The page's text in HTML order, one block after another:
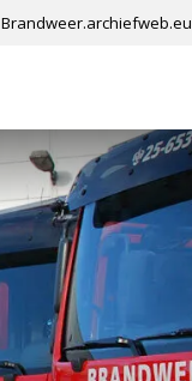
Brandweer.archiefweb.eu